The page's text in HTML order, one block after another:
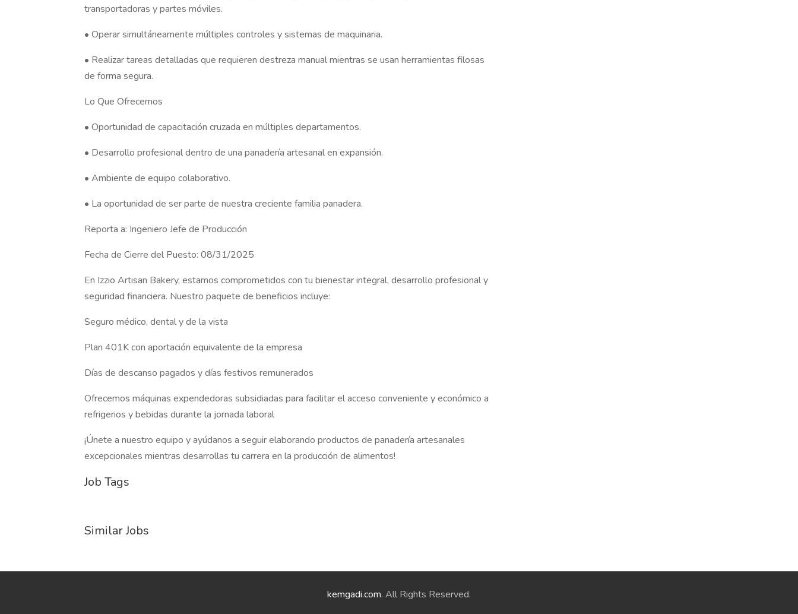
transportadoras y partes móviles.
• Operar simultáneamente múltiples controles y sistemas de maquinaria.
• Realizar tareas detalladas que requieren destreza manual mientras se usan herramientas filosas
de forma segura.
Lo Que Ofrecemos
• Oportunidad de capacitación cruzada en múltiples departamentos.
• Desarrollo profesional dentro de una panadería artesanal en expansión.
• Ambiente de equipo colaborativo.
• La oportunidad de ser parte de nuestra creciente familia panadera.
Reporta a: Ingeniero Jefe de Producción
Fecha de Cierre del Puesto: 08/31/2025
En Izzio Artisan Bakery, estamos comprometidos con tu bienestar integral, desarrollo profesional y
seguridad financiera. Nuestro paquete de beneficios incluye:
Seguro médico, dental y de la vista
Plan 401K con aportación equivalente de la empresa
Días de descanso pagados y días festivos remunerados
Ofrecemos máquinas expendedoras subsidiadas para facilitar el acceso conveniente y económico a
refrigerios y bebidas durante la jornada laboral
¡Únete a nuestro equipo y ayúdanos a seguir elaborando productos de panadería artesanales
excepcionales mientras desarrollas tu carrera en la producción de alimentos!
Job Tags
Similar Jobs
kemgadi.com. All Rights Reserved.